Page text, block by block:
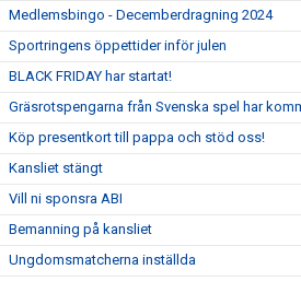
Medlemsbingo - Decemberdragning 2024
Sportringens öppettider inför julen
BLACK FRIDAY har startat!
Gräsrotspengarna från Svenska spel har
Köp presentkort till pappa och stöd oss!
Kansliet stängt
Vill ni sponsra ABI
Bemanning på kansliet
Ungdomsmatcherna inställda